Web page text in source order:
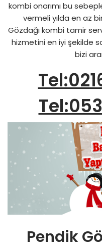
kombi onarımı bu
vermeli yılda en az bir
Gözdağı kombi tamir
hizmetini en iyi şekilde
bizi
Pendik